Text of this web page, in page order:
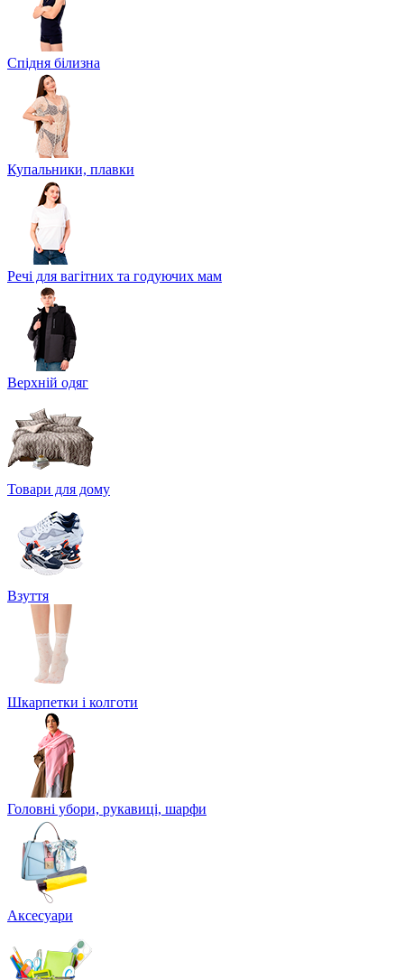
Спідня білизна
Купальники, плавки
Речі для вагітних та годуючих мам
Верхній одяг
Товари для дому
Взуття
Шкарпетки і колготи
Головні убори, рукавиці, шарфи
Аксесуари